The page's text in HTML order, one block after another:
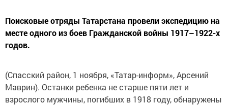
Поисковые отряды Татарстана провели экспедицию на
месте одного из боев Гражданской войны 1917–1922-х
годов.
(Спасский район, 1 ноября, «Татар-информ», Арсений
Маврин). Останки ребенка не старше пяти лет и
взрослого мужчины, погибших в 1918 году, обнаружены